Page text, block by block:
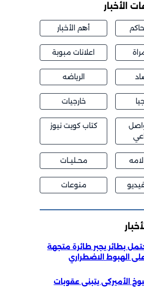
الأخبار
أهم الأخبار
اعلانات مبوبة
الرياضه
خارجيات
كتاب كويت نيوز
محــليــات
منوعات
بطائر يجبر طائرة متجهة
على الهبوط الاضطراري
الأميركي يتبنى عقوبات